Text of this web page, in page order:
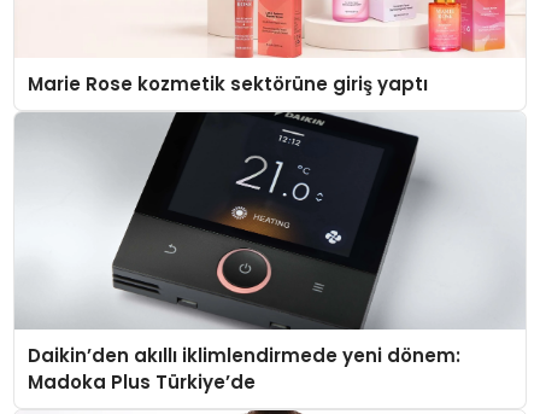
Marie Rose kozmetik sektörüne giriş yaptı
Daikin’den akıllı iklimlendirmede yeni dönem:
Madoka Plus Türkiye’de